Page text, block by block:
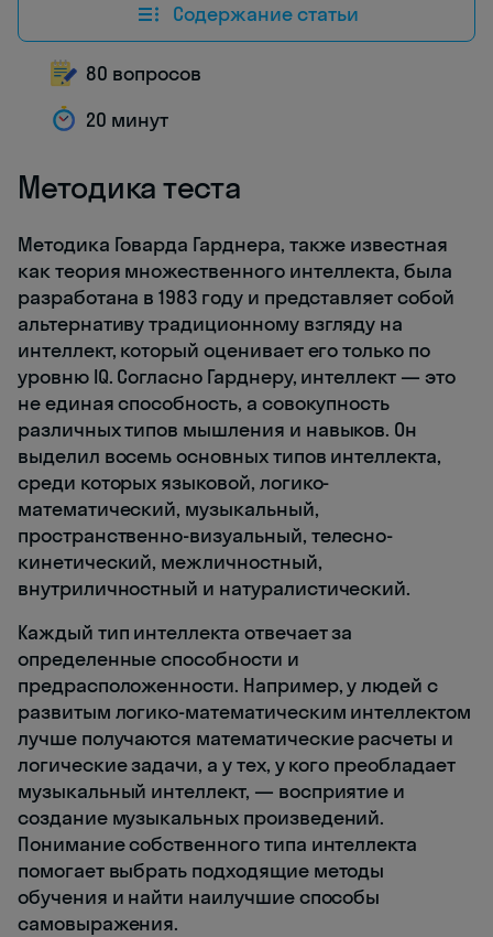
Содержание статьи
80 вопросов
20 минут
Методика теста
Методика Говарда Гарднера, также известная
как теория множественного интеллекта, была
разработана в 1983 году и представляет собой
альтернативу традиционному взгляду на
интеллект, который оценивает его только по
уровню IQ. Согласно Гарднеру, интеллект — это
не единая способность, а совокупность
различных типов мышления и навыков. Он
выделил восемь основных типов интеллекта,
среди которых языковой, логико-
математический, музыкальный,
пространственно-визуальный, телесно-
кинетический, межличностный,
внутриличностный и натуралистический.
Каждый тип интеллекта отвечает за
определенные способности и
предрасположенности. Например, у людей с
развитым логико-математическим интеллектом
лучше получаются математические расчеты и
логические задачи, а у тех, у кого преобладает
музыкальный интеллект, — восприятие и
создание музыкальных произведений.
Понимание собственного типа интеллекта
помогает выбрать подходящие методы
обучения и найти наилучшие способы
самовыражения.